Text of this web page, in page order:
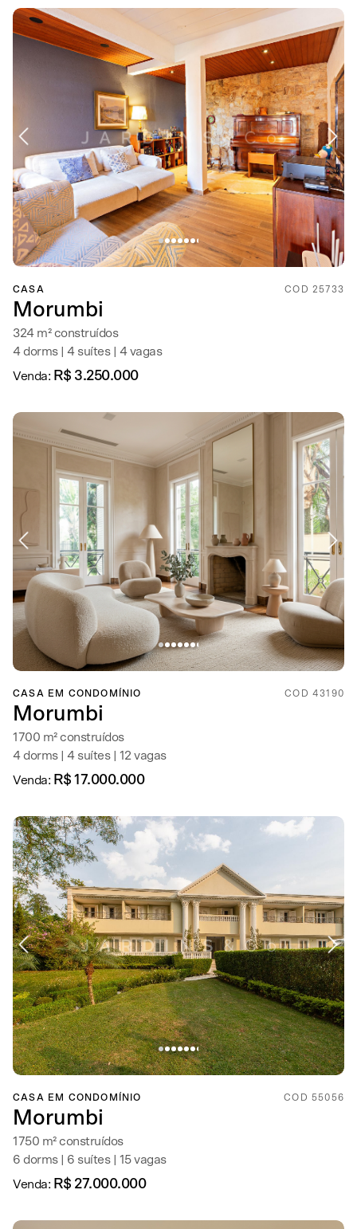
CASA COD 25733
Morumbi
324 m² construídos
4 dorms | 4 suítes | 4 vagas
Venda: R$ 3.250.000
CASA EM CONDOMÍNIO COD 43190
Morumbi
1700 m² construídos
4 dorms | 4 suítes | 12 vagas
Venda: R$ 17.000.000
CASA EM CONDOMÍNIO COD 55056
Morumbi
1750 m² construídos
6 dorms | 6 suítes | 15 vagas
Venda: R$ 27.000.000